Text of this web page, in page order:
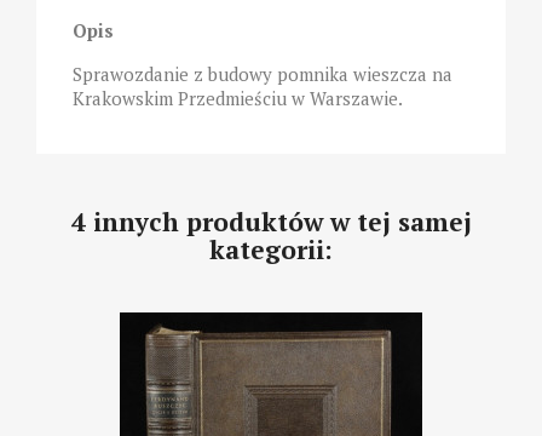
Opis
Sprawozdanie z budowy pomnika wieszcza na
Krakowskim Przedmieściu w Warszawie.
4 innych produktów w tej samej
kategorii: